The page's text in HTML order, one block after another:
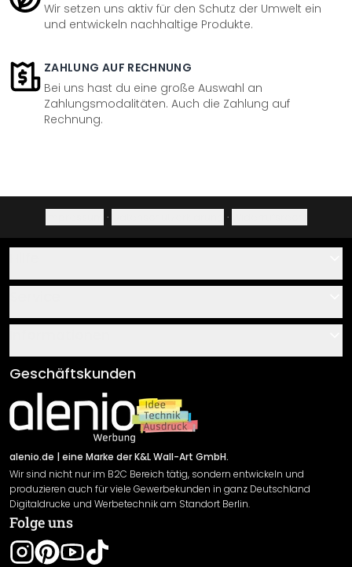
Wir setzen uns aktiv für den Schutz der Umwelt ein
und entwickeln nachhaltige Produkte.
ZAHLUNG AUF RECHNUNG
Bei uns hast du eine große Auswahl an
Zahlungsmodalitäten. Auch die Zahlung auf
Rechnung.
· ·
Über uns
Klebe- und Montageanleitungen
Newsletter An-/Abmeldung
Sendungsverfolgung
AGB
Impressum
Versand & Zahlung
Rücksendung
Widerrufsrecht
Datenschutzerklärung
Gewährleistung
Leistungserklärung / CE-Zeichen
Geschäftskunden
alenio.de | eine Marke der K&L Wall-Art GmbH.
Wir sind nicht nur im B2C Bereich tätig, sondern entwickeln und
produzieren auch für viele Gewerbekunden in ganz Deutschland
Digitaldrucke und Werbetechnik am Standort Berlin.
Folge uns